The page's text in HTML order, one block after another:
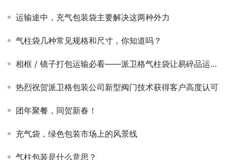
运输途中，充气包装袋主要解决这两种外力
气柱袋几种常见规格和尺寸，你知道吗？
相框 / 镜子打包运输必看——派卫格气柱袋让易碎品运输化险为夷！
热烈祝贺派卫格包装公司新型阀门技术获得客户高度认可
团年聚餐，同贺新春！
充气袋，绿色包装市场上的风景线
气柱包装是什么意思？